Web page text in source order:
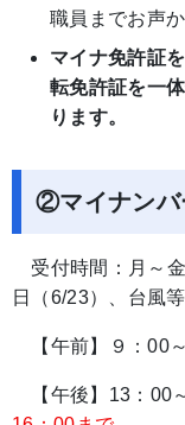
職員までお声
マイナ免許証
転免許証を一
ります。
②マイナンバ
受付時間：月～
日（6/23）、台風
【午前】９：00
【午後】13：00